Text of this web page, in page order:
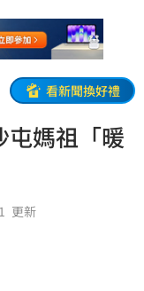
看新聞換好禮
屯媽祖「暖
更新